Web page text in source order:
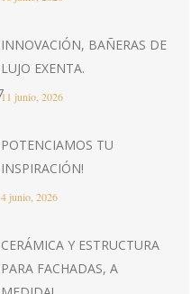
INNOVACIÓN, BAÑERAS DE
LUJO EXENTA.
11 junio, 2026
POTENCIAMOS TU
INSPIRACIÓN!
4 junio, 2026
CERÁMICA Y ESTRUCTURA
PARA FACHADAS, A